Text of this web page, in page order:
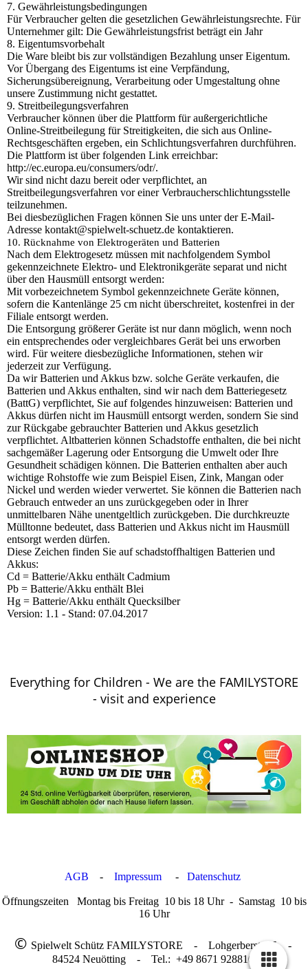
7. Gewährleistungsbedingungen
Für Verbraucher gelten die gesetzlichen Gewährleistungsrechte. Für
Unternehmer gilt: Die Gewährleistungsfrist beträgt ein Jahr
8. Eigentumsvorbehalt
Die Ware bleibt bis zur vollständigen Bezahlung unser Eigentum.
Vor Übergang des Eigentums ist eine Verpfändung,
Sicherungsübereignung, Verarbeitung oder Umgestaltung ohne
unsere Zustimmung nicht gestattet.
9. Streitbeilegungsverfahren
Verbraucher können über die Plattform für außergerichtliche
Online-Streitbeilegung für Streitigkeiten, die sich aus Online-
Rechtsgeschäften ergeben, ein Schlichtungsverfahren durchführen.
Die Plattform ist über folgenden Link erreichbar:
http://ec.europa.eu/consumers/odr/.
Wir sind nicht dazu bereit oder verpflichtet, an
Streitbeilegungsverfahren vor einer Verbraucherschlichtungsstelle
teilzunehmen.
Bei diesbezüglichen Fragen können Sie uns unter der E-Mail-
Adresse kontakt@spielwelt-schuetz.de kontaktieren.
10. Rücknahme von Elektrogeräten und Batterien
Nach dem Elektrogesetz müssen mit nachfolgendem Symbol
gekennzeichnete Elektro- und Elektronikgeräte separat und nicht
über den Hausmüll entsorgt werden:
Mit vorbezeichnetem Symbol gekennzeichnete Geräte können,
sofern die Kantenlänge 25 cm nicht überschreitet, kostenfrei in der
Filiale entsorgt werden.
Die Entsorgung größerer Geräte ist nur dann möglich, wenn noch
ein entsprechendes oder vergleichbares Gerät bei uns erworben
wird. Für weitere diesbezügliche Informationen, stehen wir
jederzeit zur Verfügung.
Da wir Batterien und Akkus bzw. solche Geräte verkaufen, die
Batterien und Akkus enthalten, sind wir nach dem Batteriegesetz
(BattG) verpflichtet, Sie auf folgendes hinzuweisen: Batterien und
Akkus dürfen nicht im Hausmüll entsorgt werden, sondern Sie sind
zur Rückgabe gebrauchter Batterien und Akkus gesetzlich
verpflichtet. Altbatterien können Schadstoffe enthalten, die bei nicht
sachgemäßer Lagerung oder Entsorgung die Umwelt oder Ihre
Gesundheit schädigen können. Die Batterien enthalten aber auch
wichtige Rohstoffe wie zum Beispiel Eisen, Zink, Mangan oder
Nickel und werden wieder verwertet. Sie können die Batterien nach
Gebrauch entweder an uns zurückgegeben oder in Ihrer
unmittelbaren Nähe unentgeltlich zurückgeben. Die durchkreuzte
Mülltonne bedeutet, dass Batterien und Akkus nicht im Hausmüll
entsorgt werden dürfen.
Diese Zeichen finden Sie auf schadstoffhaltigen Batterien und
Akkus:
Cd = Batterie/Akku enthält Cadmium
Pb = Batterie/Akku enthält Blei
Hg = Batterie/Akku enthält Quecksilber
Version: 1.1 - Stand: 07.04.2017
Everything for Children - We are the FAMILYSTORE
- visit and experience
AGB - Impressum - Datenschutz
Öffnungszeiten Montag bis Freitag 10 bis 18 Uhr - Samstag 10 bis
16 Uhr
© Spielwelt Schütz FAMILYSTORE - Lohgerberstr.15 -
84524 Neuötting - Tel.: +49 8671 9288100